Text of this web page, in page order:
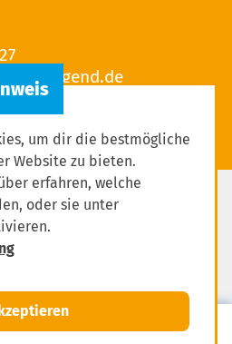
MENÜ
um dir die bestmögliche
Website zu bieten.
erfahren, welche
oder sie unter